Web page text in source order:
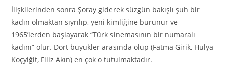
İlişkilerinden sonra Şoray giderek süzgün bakışlı şuh bir
kadın olmaktan sıyrılıp, yeni kimliğine bürünür ve
1965’lerden başlayarak “Türk sinemasının bir numaralı
kadını” olur. Dört büyükler arasında olup (Fatma Girik, Hülya
Koçyiğit, Filiz Akın) en çok o tutulmaktadır.